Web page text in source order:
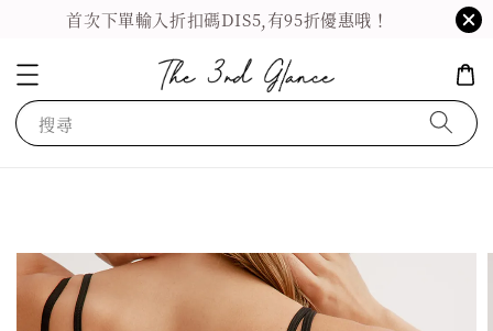
首次下單輸入折扣碼DIS5,有95折優惠哦！
搜尋